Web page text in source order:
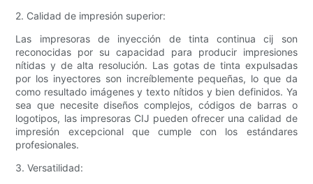
2. Calidad de impresión superior:
Las impresoras de inyección de tinta continua cij son
reconocidas por su capacidad para producir impresiones
nítidas y de alta resolución. Las gotas de tinta expulsadas
por los inyectores son increíblemente pequeñas, lo que da
como resultado imágenes y texto nítidos y bien definidos. Ya
sea que necesite diseños complejos, códigos de barras o
logotipos, las impresoras CIJ pueden ofrecer una calidad de
impresión excepcional que cumple con los estándares
profesionales.
3. Versatilidad: